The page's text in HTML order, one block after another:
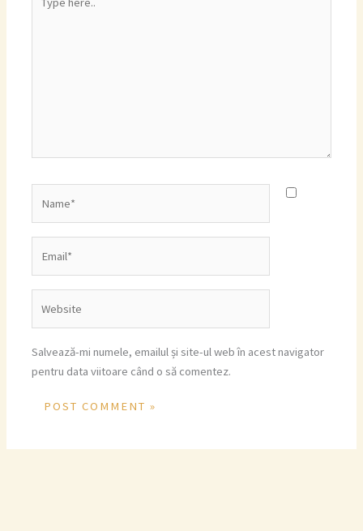
here..
Salvează-mi numele, emailul și site-ul web în acest navigator
pentru data viitoare când o să comentez.